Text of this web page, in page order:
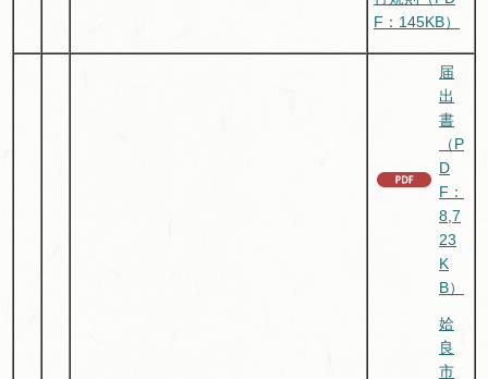
F：145KB）
届
出
書
（P
D
F：
8,7
23
K
B）
姶
良
市